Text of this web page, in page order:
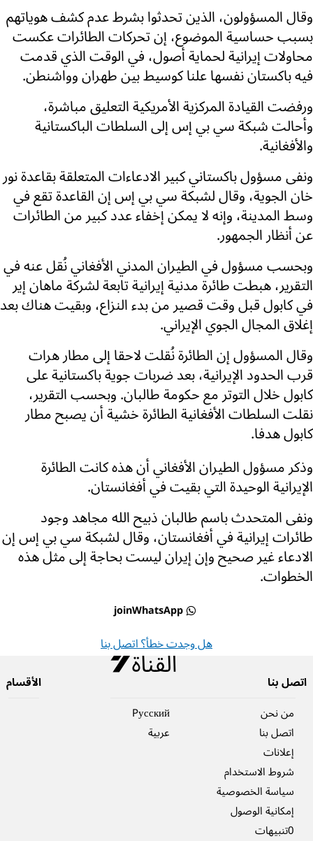
وقال المسؤولون، الذين تحدثوا بشرط عدم كشف هوياتهم
بسبب حساسية الموضوع، إن تحركات الطائرات عكست
محاولات إيرانية لحماية أصول، في الوقت الذي قدمت
فيه باكستان نفسها علنا كوسيط بين طهران وواشنطن.
ورفضت القيادة المركزية الأمريكية التعليق مباشرة،
وأحالت شبكة سي بي إس إلى السلطات الباكستانية
والأفغانية.
ونفى مسؤول باكستاني كبير الادعاءات المتعلقة بقاعدة نور
خان الجوية، وقال لشبكة سي بي إس إن القاعدة تقع في
وسط المدينة، وإنه لا يمكن إخفاء عدد كبير من الطائرات
عن أنظار الجمهور.
وبحسب مسؤول في الطيران المدني الأفغاني نُقل عنه في
التقرير، هبطت طائرة مدنية إيرانية تابعة لشركة ماهان إير
في كابول قبل وقت قصير من بدء النزاع، وبقيت هناك بعد
إغلاق المجال الجوي الإيراني.
وقال المسؤول إن الطائرة نُقلت لاحقا إلى مطار هرات
قرب الحدود الإيرانية، بعد ضربات جوية باكستانية على
كابول خلال التوتر مع حكومة طالبان. وبحسب التقرير،
نقلت السلطات الأفغانية الطائرة خشية أن يصبح مطار
كابول هدفا.
وذكر مسؤول الطيران الأفغاني أن هذه كانت الطائرة
الإيرانية الوحيدة التي بقيت في أفغانستان.
ونفى المتحدث باسم طالبان ذبيح الله مجاهد وجود
طائرات إيرانية في أفغانستان، وقال لشبكة سي بي إس إن
الادعاء غير صحيح وإن إيران ليست بحاجة إلى مثل هذه
الخطوات.
joinWhatsApp
هل وجدت خطأ؟ اتصل بنا
اتصل بنا
من نحن
اتصل بنا
إعلانات
شروط الاستخدام
سياسة الخصوصية
إمكانية الوصول
0تنبيهات
Pусский
عربية
الأقسام